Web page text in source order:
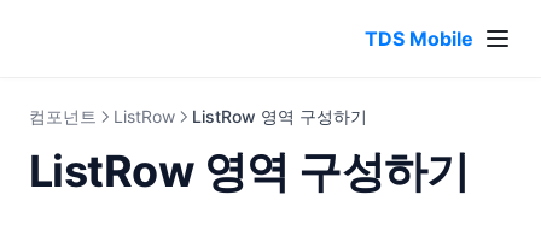
TDS Mobile
컴포넌트 ListRow ListRow 영역 구성하기
ListRow 영역 구성하기